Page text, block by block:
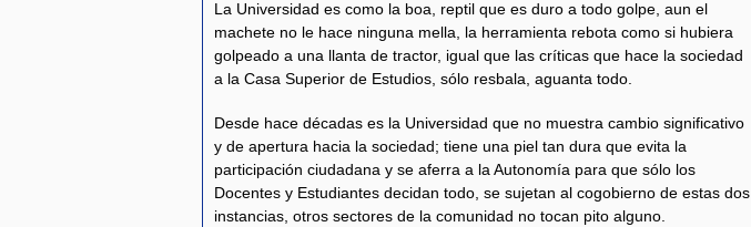
La Universidad es como la boa, reptil que es duro a todo golpe, aun el
machete no le hace ninguna mella, la herramienta rebota como si hubiera
golpeado a una llanta de tractor, igual que las críticas que hace la sociedad
a la Casa Superior de Estudios, sólo resbala, aguanta todo.
Desde hace décadas es la Universidad que no muestra cambio significativo
y de apertura hacia la sociedad; tiene una piel tan dura que evita la
participación ciudadana y se aferra a la Autonomía para que sólo los
Docentes y Estudiantes decidan todo, se sujetan al cogobierno de estas dos
instancias, otros sectores de la comunidad no tocan pito alguno.